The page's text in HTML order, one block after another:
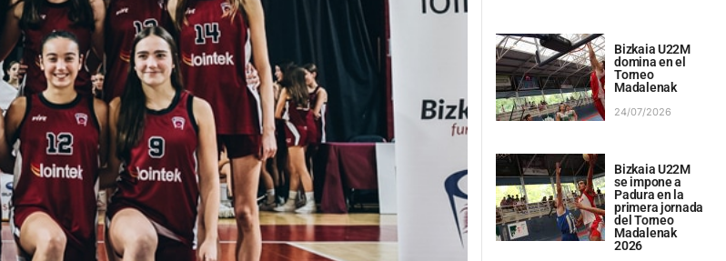
Bizkaia U22M
domina en el
Torneo
Madalenak
24/07/2026
Bizkaia U22M
se impone a
Padura en la
primera jornada
del Torneo
Madalenak
2026